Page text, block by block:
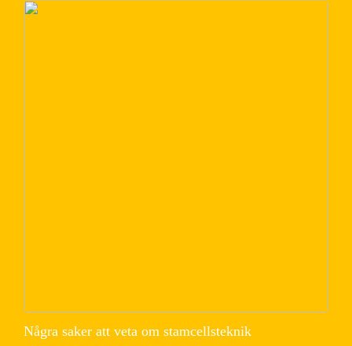
Några saker att veta om stamcellsteknik